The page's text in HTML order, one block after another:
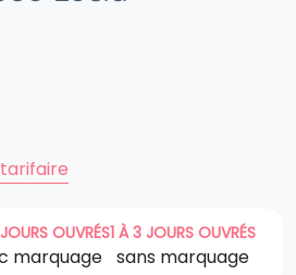
OUVRÉS
marquage
1 À 3 JOURS OUVRÉS
sans marquage